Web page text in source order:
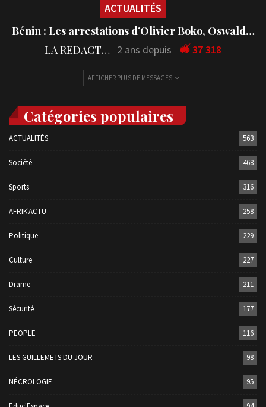
ACTUALITÉS
Bénin : Les arrestations d’Olivier Boko, Oswald…
LA REDACTION 2 ans depuis 37 318
AFFICHER PLUS DE MESSAGES
Catégories populaires
ACTUALITÉS 563
Société 468
Sports 316
AFRIK'ACTU 258
Politique 229
Culture 227
Drame 211
Sécurité 177
PEOPLE 116
LES GUILLEMETS DU JOUR 98
NÉCROLOGIE 95